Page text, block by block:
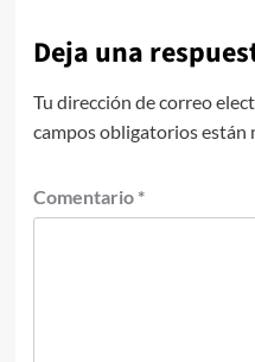
Deja una
Tu dirección de correo
campos obligatorios están
Comentario *